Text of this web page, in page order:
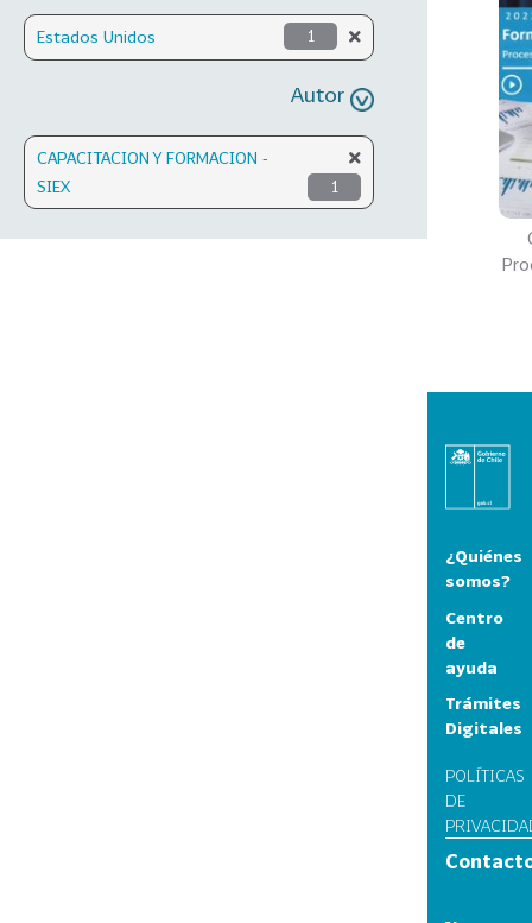
Estados Unidos 1
Autor
CAPACITACION Y FORMACION -
SIEX
1
¿Quiénes
somos?
Centro
de
ayuda
Trámites
Digitales
POLÍTICAS
DE